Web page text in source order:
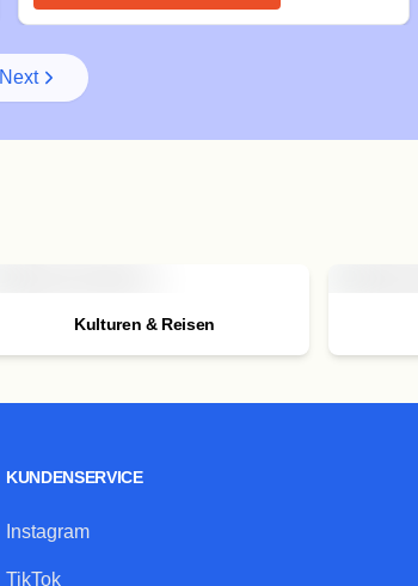
Next
Kulturen & Reisen
KUNDENSERVICE
Instagram
TikTok